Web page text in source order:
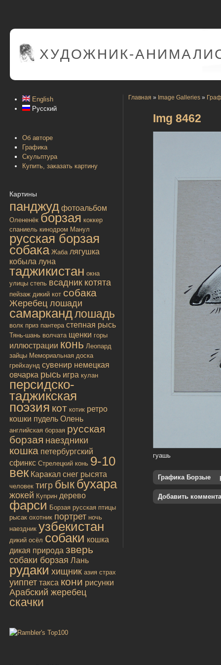
ХУДОЖНИК-
English
Русский
Об авторе
Графика
Скульптура
Купить, заказать картину
Картины
панджуд фотоальбом
Олененёк борзая коккер
спаниель кинодром Манул
русская борзая
собака Жаба лягушка
кобыла луна
таджикистан окна
улицы степь всадник котята
пейзаж дикий кот собака
Жеребец лошади
самаркандлошадь
волк приз пантера степная рысь
Тянь-шань волчата щенки горы
иллюстрации конь Леопард
зайцы Мемориальная доска
грейхаунд сувенир немецкая
овчарка рысь игра кулан
персидско-
таджикская
поэзия кот котик ретро
кошки пудель Олень
английская борзая русская
борзая наездники
кошка петербургский
сфинкс Стрелецкий конь 9-10
век Каракал снег рысята
человек тигр быкбухара
жокей Куприн дерево
фарси Борзая русская птицы
рысак охотник портрет ночь
наездник узбекистан
дикий осёл собаки кошка
дикая природа зверь
собаки борзая Лань
рудаки хищник азия страх
уиппет такса кони рисунки
Арабский жеребец
скачки
Главная » Image Galleries »
Img 8462
гуашь
Графика Борзые
Добавить